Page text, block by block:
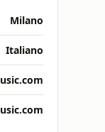
Milano
Italiano